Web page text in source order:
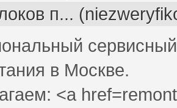
п...
в Москве.
<a